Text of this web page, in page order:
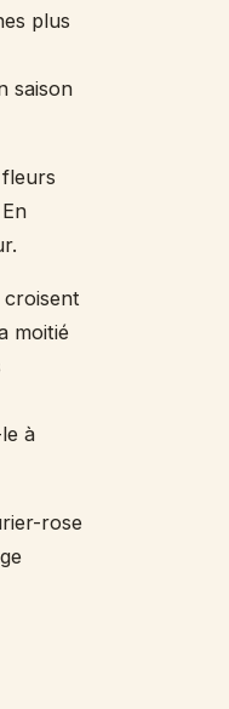
plus
saison
croisent
moitié
à
rose